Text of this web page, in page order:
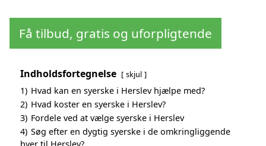
Få tilbud, gratis og uforpligtende
Indholdsfortegnelse skjul
1) Hvad kan en syerske i Herslev hjælpe med?
2) Hvad koster en syerske i Herslev?
3) Fordele ved at vælge syerske i Herslev
4) Søg efter en dygtig syerske i de omkringliggende